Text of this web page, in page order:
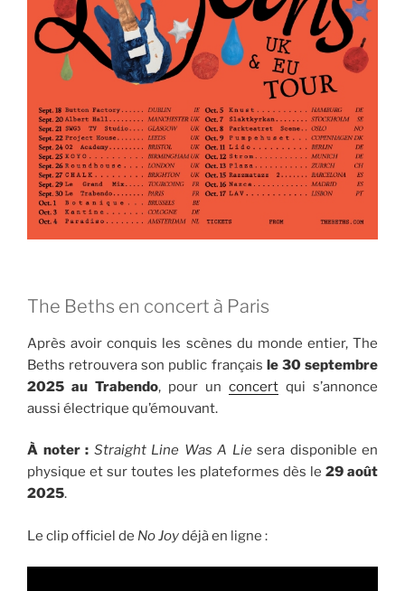
The Beths en concert à Paris
Après avoir conquis les scènes du monde entier, The
Beths retrouvera son public français le 30 septembre
2025 au Trabendo, pour un concert qui s’annonce
aussi électrique qu’émouvant.
À noter : Straight Line Was A Liesera disponible en
physique et sur toutes les plateformes dès le 29 août
2025.
Le clip officiel de No Joydéjà en ligne :